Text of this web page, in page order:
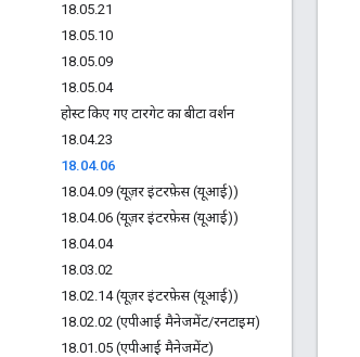
18.05.21
18.05.10
18.05.09
18.05.04
होस्ट किए गए टारगेट का बीटा वर्शन
18.04.23
18.04.06
18.04.09 (यूज़र इंटरफ़ेस (यूआई))
18.04.06 (यूज़र इंटरफ़ेस (यूआई))
18.04.04
18.03.02
18.02.14 (यूज़र इंटरफ़ेस (यूआई))
18.02.02 (एपीआई मैनेजमेंट/रनटाइम)
18.01 .05 (एपीआई मैनेजमेंट)